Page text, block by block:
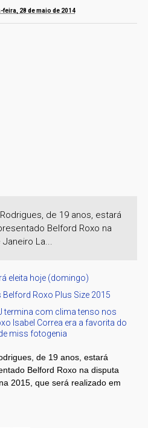
feira, 28 de maio de 2014
Rodrigues, de 19 anos, estará
Belford Roxo na
La...
eleita hoje (domingo)
Roxo Plus Size 2015
termina com clima tenso nos
Isabel Correa era a favorita do
miss fotogenia
de 19 anos, estará
Belford Roxo na disputa
2015, que será realizado em